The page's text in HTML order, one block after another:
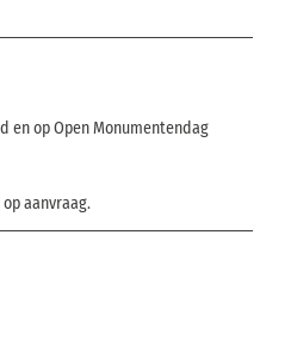
en op Open Monumentendag
aanvraag.